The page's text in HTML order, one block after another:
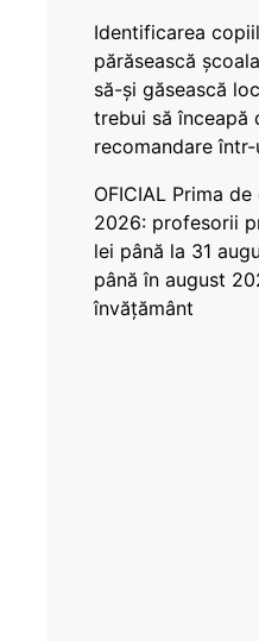
Identificarea
părăsească
să-și găsească
trebui să înceapă
recomandare
OFICIAL Prima
2026: profesorii
lei până la 31
până în august
învățământ